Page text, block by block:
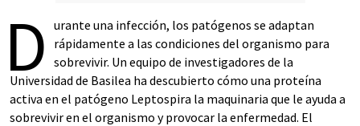
D urante una infección, los patógenos se adaptan
rápidamente a las condiciones del organismo para
sobrevivir. Un equipo de investigadores de la
Universidad de Basilea ha descubierto cómo una proteína
activa en el patógeno Leptospira la maquinaria que le ayuda a
sobrevivir en el organismo y provocar la enfermedad. El